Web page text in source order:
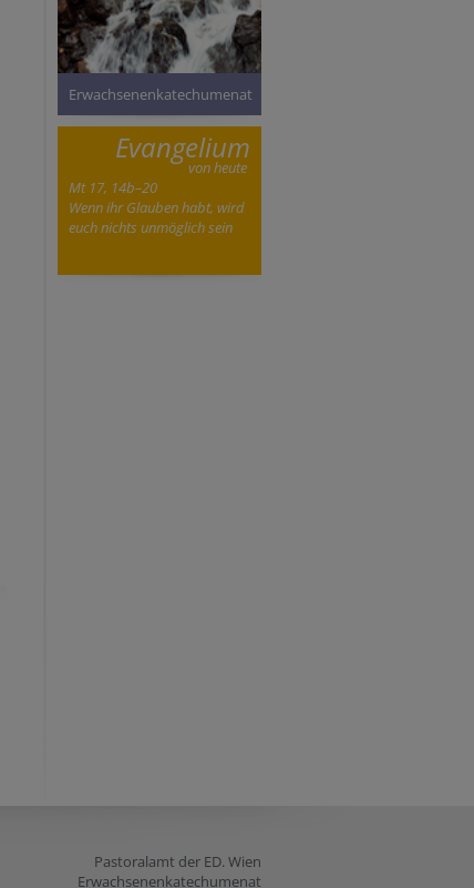
Erwachsenenkatechumenat
Evangelium
von heute
Mt 17, 14b–20
Wenn ihr Glauben habt, wird
euch nichts unmöglich sein
Pastoralamt der ED. Wien
Erwachsenenkatechumenat